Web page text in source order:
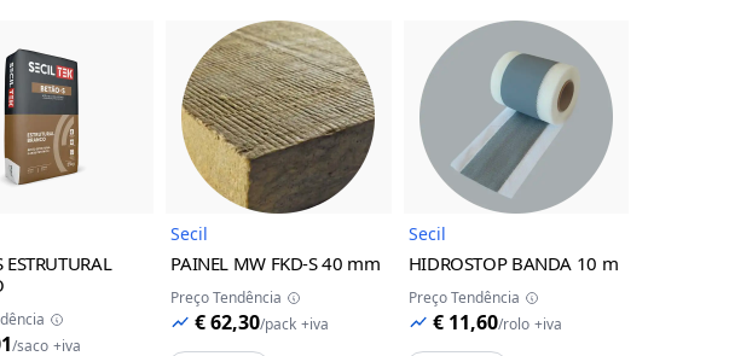
Imagem do Produto
ESTRUTURAL
/saco +iva
Imagem do Produto
Secil
PAINEL MW FKD-S40 mm
Preço Tendência
€ 62,30/pack +iva
Imagem do Produto
Secil
HIDROSTOP BANDA 10 m
Preço Tendência
€ 11,60/rolo +iva